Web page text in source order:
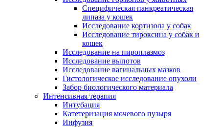
Специфическая панкреатическая
липаза у кошек
Исследование кортизола у собак
Исследование тироксина у собак и
кошек
Исследование на пироплазмоз
Исследование выпотов
Исследование вагинальных мазков
Гистологическое исследование опухоли
Забор биологического материала
Интенсивная терапия
Интубация
Катетеризация мочевого пузыря
Инфузия